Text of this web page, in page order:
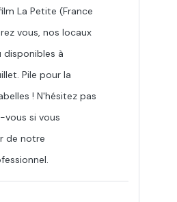
La Petite (France
vous, nos locaux
disponibles à
Pile pour la
! N'hésitez pas
vous si vous
de notre